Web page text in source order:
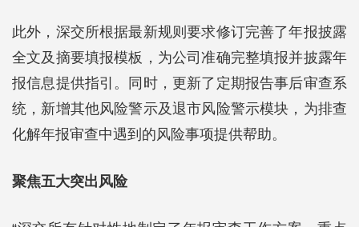
此外，深交所根据最新规则要求修订完善了年报披露
全文及摘要填报模板，为公司准确完整填报并披露年
报信息提供指引。同时，更新了定期报告事后审查系
统，新增其他风险警示及退市风险警示模块，为排查
化解年报审查中遇到的风险事项提供帮助。
聚焦五大突出风险